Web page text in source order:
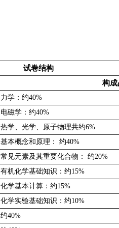
试卷结构
构成
力学：约40%
电磁学：约40%
热学、光学、原子物理共约6%
基本概念和原理： 约40%
常见元素及其重要化合物： 约20%
有机化学基础知识：约15%
化学基本计算：约15%
化学实验基础知识：约10%
约40%